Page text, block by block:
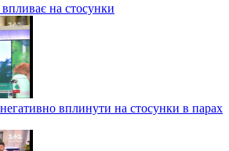
впливає на стосунки
вплинути на стосунки в парах